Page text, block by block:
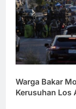
Warga Bakar
Kerusuhan Los